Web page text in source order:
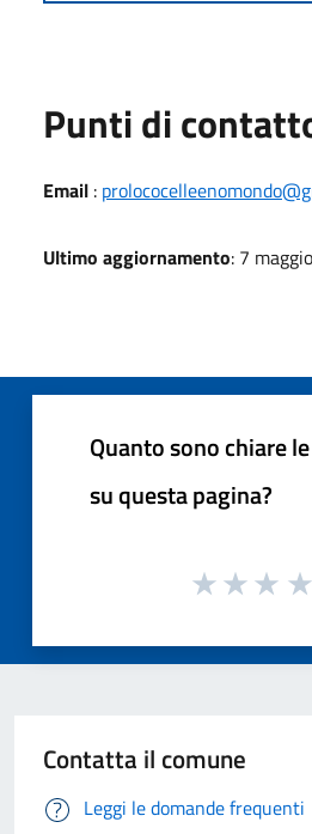
Punti di
Email :
Ultimo aggiornamento: 7
Quanto sono chiare
su questa pagina?
Contatta il comune
Leggi le domande frequenti